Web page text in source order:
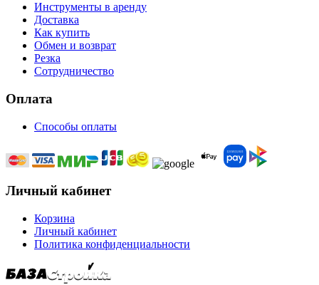
Инструменты в аренду
Доставка
Как купить
Обмен и возврат
Резка
Сотрудничество
Оплата
Способы оплаты
Личный кабинет
Корзина
Личный кабинет
Политика конфиденциальности